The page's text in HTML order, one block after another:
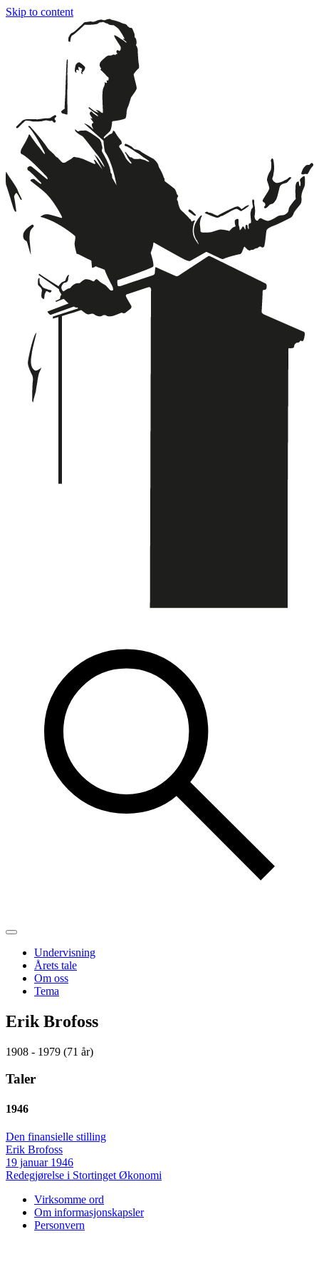
Skip to content
Undervisning
Årets tale
Om oss
Tema
Erik Brofoss
1908 - 1979 (71 år)
Taler
1946
Den finansielle stilling
Erik Brofoss
19 januar 1946
Redegjørelse i Stortinget Økonomi
Virksomme ord
Om informasjonskapsler
Personvern